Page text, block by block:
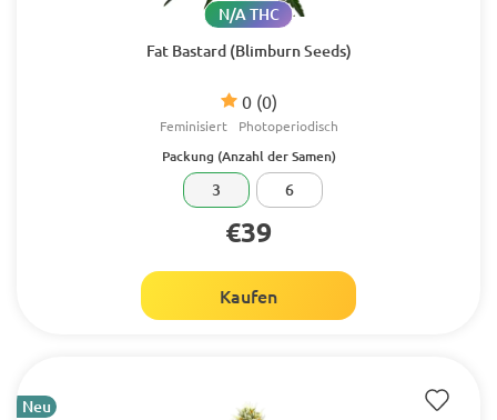
Fat Bastard (Blimburn Seeds)
0 (0)
N/A THC
Feminisiert Photoperiodisch
Packung (Anzahl der Samen)
3 6
€39
Kaufen
Neu